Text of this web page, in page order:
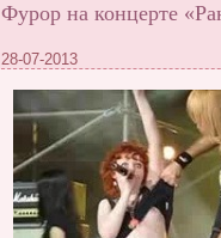
Фурор на концерте
28-07-2013